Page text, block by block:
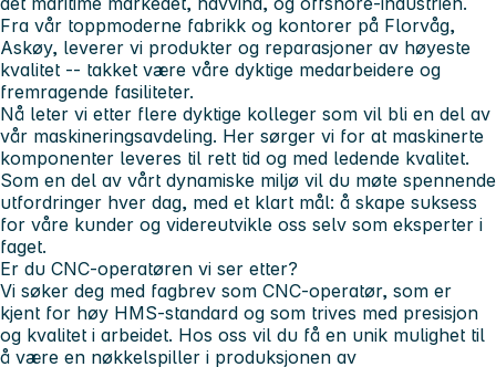
Fra vår toppmoderne fabrikk og kontorer på Florvåg,
Askøy, leverer vi produkter og reparasjoner av høyeste
kvalitet -- takket være våre dyktige medarbeidere og
fremragende fasiliteter.
Nå leter vi etter flere dyktige kolleger som vil bli en del av
vår maskineringsavdeling. Her sørger vi for at maskinerte
komponenter leveres til rett tid og med ledende kvalitet.
Som en del av vårt dynamiske miljø vil du møte spennende
utfordringer hver dag, med et klart mål: å skape suksess
for våre kunder og videreutvikle oss selv som eksperter i
faget.
Er du CNC-operatøren vi ser etter?
Vi søker deg med fagbrev som CNC-operatør, som er
kjent for høy HMS-standard og som trives med presisjon
og kvalitet i arbeidet. Hos oss vil du få en unik mulighet til
å være en nøkkelspiller i produksjonen av